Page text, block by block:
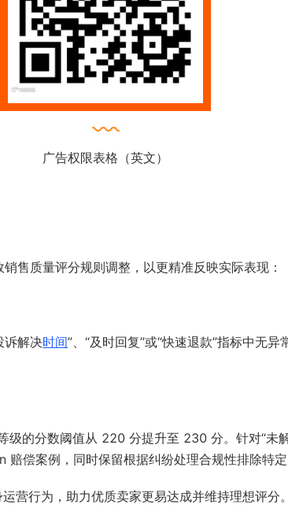
广告权限表格（英文）
售质量评分规则调整，以更精准反映实际表现：
诉解决时间”、“及时回复”或“快速退款”指标中无
级的分数阈值从 220 分提升至 230 分。针对“未
偿案例，同时保留根据纠纷处理合规性排除特定
营行为，助力优质卖家更易达成并维持理想评分。